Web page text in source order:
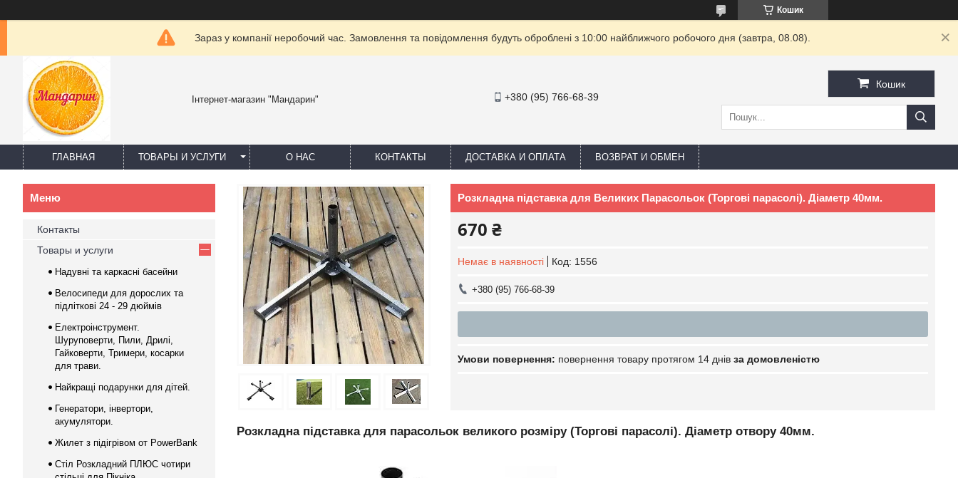
Кошик
Зараз у компанії неробочий час. Замовлення та повідомлення будуть оброблені з 10:00 найближчого робочого дня (завтра, 08.08).
Інтернет-магазин "Мандарин" +380 (95) 766-68-39
Кошик
ГЛАВНАЯ ТОВАРЫ И УСЛУГИ О НАС КОНТАКТЫ ДОСТАВКА И ОПЛАТА ВОЗВРАТ И ОБМЕН
Розкладна підставка для Великих Парасольок (Торгові парасолі). Діаметр 40мм.
670 ₴
Немає в наявності Код: 1556
+380 (95) 766-68-39
повернення товару протягом 14 днів за домовленістю
Розкладна підставка для парасольок великого розміру (Торгові парасолі). Діаметр отвору 40мм.
Контакты
Товары и услуги
Надувні та каркасні басейни
Велосипеди для дорослих та
підліткові 24 - 29 дюймів
Електроінструмент.
Шуруповерти, Пили, Дрилі,
Гайковерти, Тримери, косарки
для трави.
Найкращі подарунки для дітей.
Генератори, інвертори,
акумулятори.
Жилет з підігрівом от PowerBank
Стіл Розкладний ПЛЮС чотири